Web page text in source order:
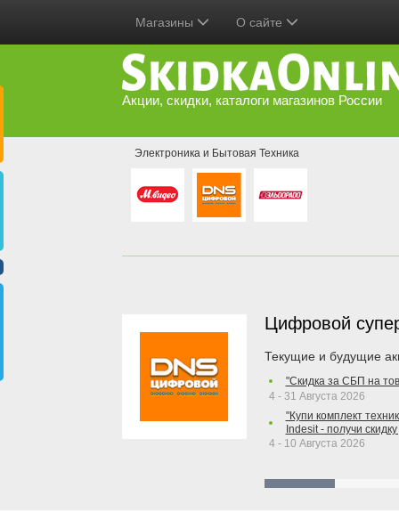
Магазины О сайте
Акции, скидки, каталоги магазинов России
Электроника и Бытовая Техника
Цифровой
Текущие и будущие
"Скидка за СБП на
4 - 31 Августа 2026
"Купи комплект
Indesit - получи
4 - 10 Августа 2026